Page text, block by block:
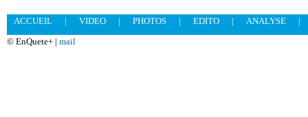
ACCUEIL | VIDEO | PHOTOS | EDITO | ANALYSE
|
© EnQuete+ | mail